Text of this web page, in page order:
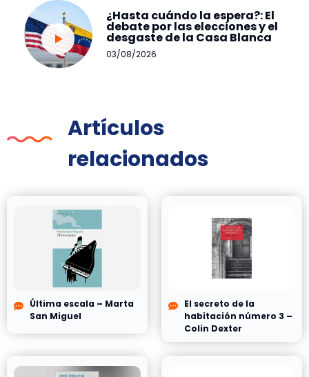
¿Hasta cuándo la espera?: El
debate por las elecciones y el
desgaste de la Casa Blanca
03/08/2026
Artículos
relacionados
Última escala – Marta
San Miguel
El secreto de la
habitación número 3 –
Colin Dexter